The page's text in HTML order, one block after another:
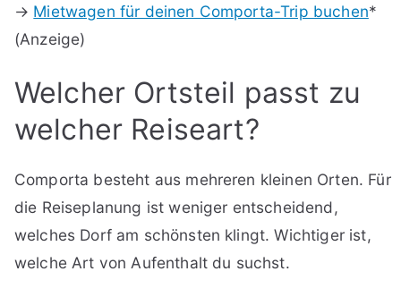
→ Mietwagen für deinen Comporta-Trip buchen*
(Anzeige)
Welcher Ortsteil passt zu
welcher Reiseart?
Comporta besteht aus mehreren kleinen Orten. Für
die Reiseplanung ist weniger entscheidend,
welches Dorf am schönsten klingt. Wichtiger ist,
welche Art von Aufenthalt du suchst.